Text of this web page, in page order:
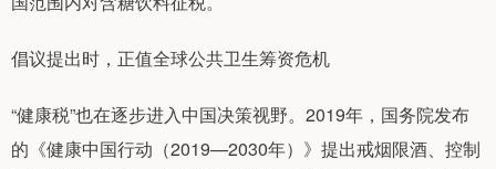
倡议提出时，正值全球公共卫生筹资危机
“健康税”也在逐步进入中国决策视野。2019年，国务院发布
的《健康中国行动（2019—2030年）》提出戒烟限酒、控制